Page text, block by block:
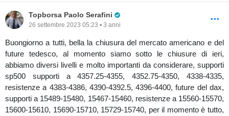
Topborsa Paolo Serafini
26 settembre 2023 05:23 • 3 anni
Buongiorno a tutti, bella la chiusura del mercato americano e del
future tedesco, al momento siamo sotto le chiusure di ieri,
abbiamo diversi livelli e molto importanti da considerare, supporti
sp500 supporti a 4357.25-4355, 4352.75-4350, 4338-4335,
resistenze a 4383-4386, 4390-4392.5, 4396-4400, future del dax,
supporti a 15489-15480, 15467-15460, resistenze a 15560-15570,
15600-15610, 15690-15710, 15729-15740, per il momento è tutto,